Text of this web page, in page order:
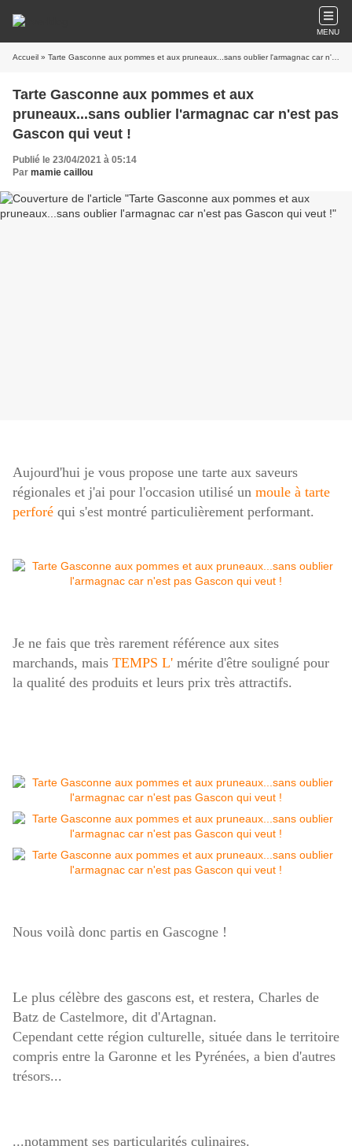
MENU
Accueil » Tarte Gasconne aux pommes et aux pruneaux...sans oublier l'armagnac car n'est pas Gascon qui veut !
Tarte Gasconne aux pommes et aux
pruneaux...sans oublier l'armagnac car n'est pas
Gascon qui veut !
Publié le 23/04/2021 à 05:14
Par mamie caillou
Aujourd'hui je vous propose une tarte aux saveurs
régionales et j'ai pour l'occasion utilisé un moule à tarte
perforé qui s'est montré particulièrement performant.
Je ne fais que très rarement référence aux sites
marchands, mais TEMPS L' mérite d'être souligné pour
la qualité des produits et leurs prix très attractifs.
Nous voilà donc partis en Gascogne !
Le plus célèbre des gascons est, et restera, Charles de
Batz de Castelmore, dit d'Artagnan.
Cependant cette région culturelle, située dans le territoire
compris entre la Garonne et les Pyrénées, a bien d'autres
trésors...
...notamment ses particularités culinaires.